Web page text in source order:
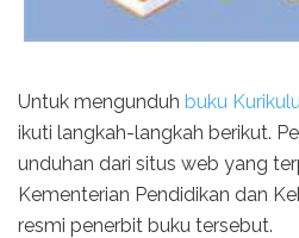
Untuk mengunduh buku
ikuti langkah-langkah berikut.
unduhan dari situs web yang
Kementerian Pendidikan dan
resmi penerbit buku tersebut.